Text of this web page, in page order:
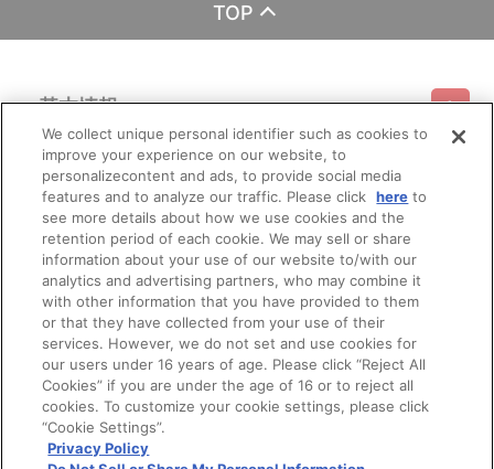
TOP
基本情報
利用規約 特定商取引法に基づく表示 プライバシーポリシー
プライバシーオプション 会社概要
ご利用情報
ご利用ガイド サイトマップ お問い合わせ
Do Not Sell or Share My Personal Information
会員メニュー
ログイン 会員規約 新規会員登録
その他のご案内
公式X バンダイナムコフィルムワークス
We collect unique personal identifier such as cookies to
improve your experience on our website, to
personalizecontent and ads, to provide social media
features and to analyze our traffic. Please click here to
see more details about how we use cookies and the
retention period of each cookie. We may sell or share
information about your use of our website to/with our
analytics and advertising partners, who may combine it
with other information that you have provided to them
or that they have collected from your use of their
services. However, we do not set and use cookies for
our users under 16 years of age. Please click “Reject All
Cookies” if you are under the age of 16 or to reject all
cookies. To customize your cookie settings, please click
“Cookie Settings”.
Privacy Policy